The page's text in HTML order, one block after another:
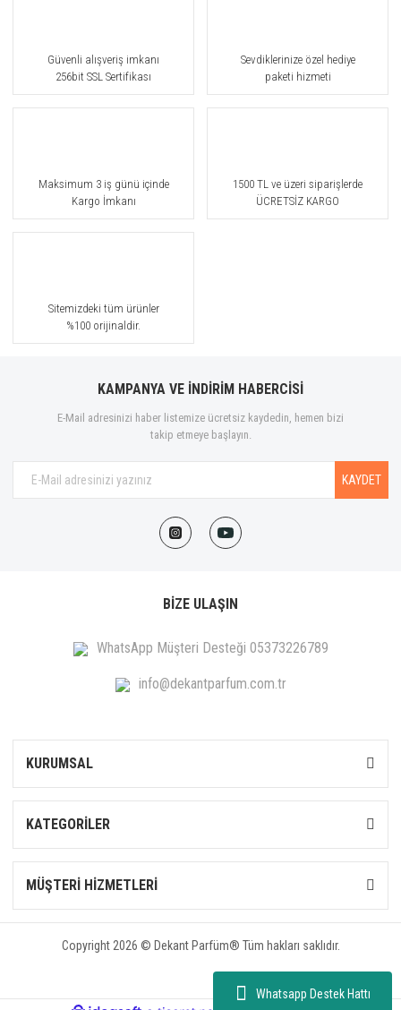
Whatsapp Destek Hattı
Güvenli alışveriş imkanı
256bit SSL Sertifikası
Sevdiklerinize özel hediye
paketi hizmeti
Maksimum 3 iş günü içinde
Kargo İmkanı
1500 TL ve üzeri siparişlerde
ÜCRETSİZ KARGO
Sitemizdeki tüm ürünler
%100 orijinaldir.
KAMPANYA VE İNDİRİM HABERCİSİ
E-Mail adresinizi haber listemize ücretsiz kaydedin, hemen bizi
takip etmeye başlayın.
KAYDET
BİZE ULAŞIN
WhatsApp Müşteri Desteği 05373226789
info@dekantparfum.com.tr
KURUMSAL
KATEGORİLER
MÜŞTERİ HİZMETLERİ
Copyright 2026 © Dekant Parfüm® Tüm hakları saklıdır.